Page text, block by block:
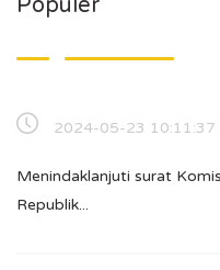
2024-05-23 10:11:37
Menindaklanjuti surat
Republik...